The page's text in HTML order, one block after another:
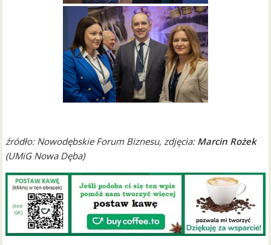
źródło: Nowodębskie Forum Biznesu, zdjęcia: Marcin Rożek
(UMiG Nowa Dęba)